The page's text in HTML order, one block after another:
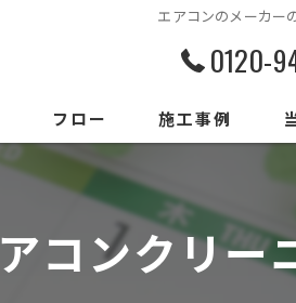
エアコンのメーカー
0120-
フロー 施工事例
コンクリー